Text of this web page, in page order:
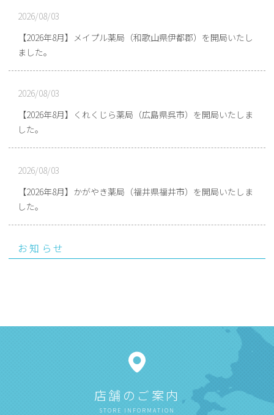
2026/08/03
【2026年8月】メイプル薬局（和歌山県伊都郡）を開局いたし
ました。
2026/08/03
【2026年8月】くれくじら薬局（広島県呉市）を開局いたしま
した。
2026/08/03
【2026年8月】かがやき薬局（福井県福井市）を開局いたしま
した。
お知らせ
店舗のご案内
STORE INFORMATION